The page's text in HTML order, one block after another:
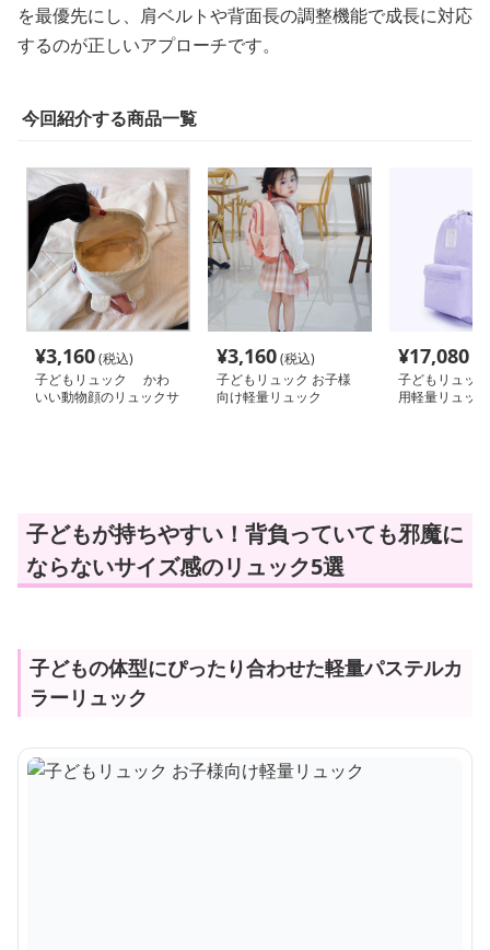
を最優先にし、肩ベルトや背面長の調整機能で成長に対応
するのが正しいアプローチです。
今回紹介する商品一覧
¥3,160(税込)
子どもリュック かわ
いい動物顔のリュックサ
¥3,160(税込)
子どもリュック お子様
向け軽量リュック
¥17,080
子どもリュッ
用軽量リュック
子どもが持ちやすい！背負っていても邪魔に
ならないサイズ感のリュック5選
子どもの体型にぴったり合わせた軽量パステルカ
ラーリュック